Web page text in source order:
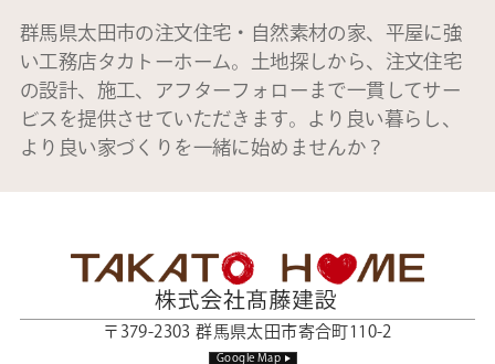
群馬県太田市の注文住宅・自然素材の家、平屋に強
い工務店タカトーホーム。土地探しから、注文住宅
の設計、施工、アフターフォローまで一貫してサー
ビスを提供させていただきます。より良い暮らし、
より良い家づくりを一緒に始めませんか？
〒379-2303 群馬県太田市寄合町110-2
Google Map